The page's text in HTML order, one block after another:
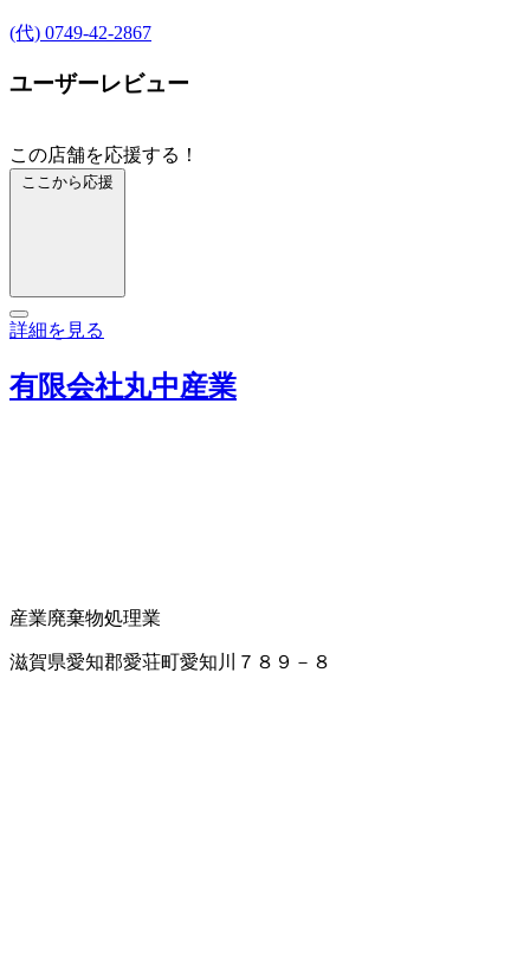
(代) 0749-42-2867
ユーザーレビュー
この店舗を応援する！
ここから応援
詳細を見る
有限会社丸中産業
産業廃棄物処理業
滋賀県愛知郡愛荘町愛知川７８９－８